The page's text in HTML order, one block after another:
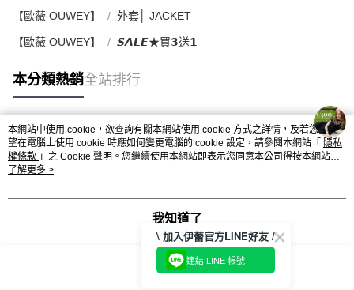
【歐薇 OUWEY】 外套│ JACKET
【歐薇 OUWEY】 𝙎𝘼𝙇𝙀★買𝟯送𝟭
本分類熱銷全站排行
熱門標籤
本網站中使用 cookie，欲查詢有關本網站使用 cookie 方式之詳情，及若您不希
望在電腦上使用 cookie 時應如何變更電腦的 cookie 設定，請參閱本網站「 隱私
權條款 」之 Cookie 聲明。您繼續使用本網站即表示您同意本公司得按本網站使
用條款之 Cookie 聲明使用 cookie。
了解更多 >
我知道了
\ 加入伊蕾官方LINE好友 /
連結 LINE 帳號